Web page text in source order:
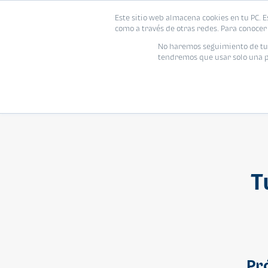
Este sitio web almacena cookies en tu
como a través de otras redes. Para
No haremos seguimiento de
tendremos que usar solo una